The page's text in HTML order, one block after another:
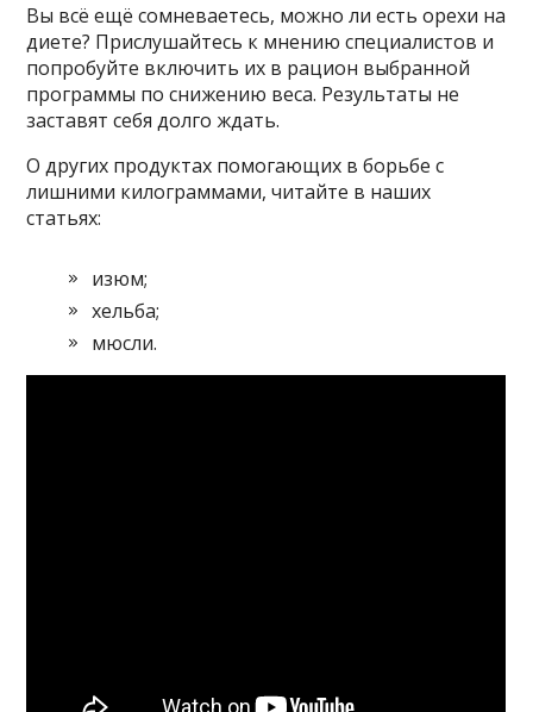
Вы всё ещё сомневаетесь, можно ли есть орехи на
диете? Прислушайтесь к мнению специалистов и
попробуйте включить их в рацион выбранной
программы по снижению веса. Результаты не
заставят себя долго ждать.
О других продуктах помогающих в борьбе с
лишними килограммами, читайте в наших
статьях:
изюм;
хельба;
мюсли.